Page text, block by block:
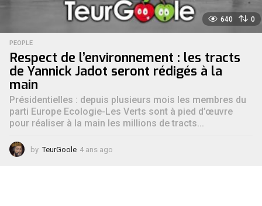
640 0
PEOPLE
Respect de l’environnement : les tracts
de Yannick Jadot seront rédigés à la
main
Présidentielles : depuis plusieurs mois les membres du
parti Europe Ecologie-Les Verts sont à pied d’œuvre
pour réaliser à la main les millions de tracts...
by TeurGoole 4 ans ago